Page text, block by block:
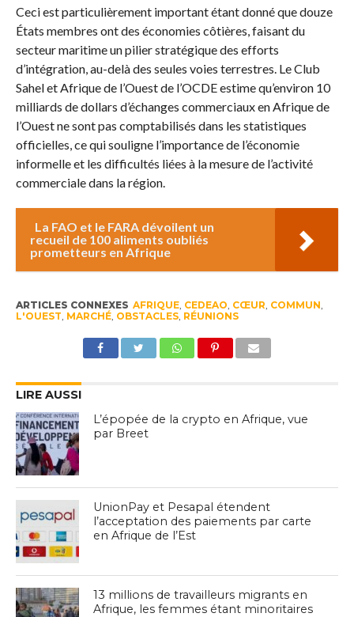
Ceci est particulièrement important étant donné que douze
États membres ont des économies côtières, faisant du
secteur maritime un pilier stratégique des efforts
d’intégration, au-delà des seules voies terrestres. Le Club
Sahel et Afrique de l’Ouest de l’OCDE estime qu’environ 10
milliards de dollars d’échanges commerciaux en Afrique de
l’Ouest ne sont pas comptabilisés dans les statistiques
officielles, ce qui souligne l’importance de l’économie
informelle et les difficultés liées à la mesure de l’activité
commerciale dans la région.
La FAO et le FARA dévoilent un
recueil de 100 aliments oubliés
prometteurs en Afrique
ARTICLES CONNEXES AFRIQUE, CEDEAO CŒUR COMMUN
L'OUEST MARCHÉ, OBSTACLES, RÉUNIONS
LIRE AUSSI
L’épopée de la crypto en Afrique, vue
par Breet
UnionPay et Pesapal étendent
l’acceptation des paiements par carte
en Afrique de l’Est
13 millions de travailleurs migrants en
Afrique, les femmes étant minoritaires